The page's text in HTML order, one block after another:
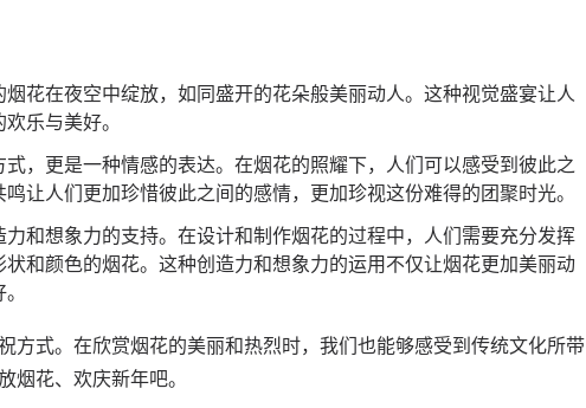
花在夜空中绽放，如同盛开的花朵般美丽动人。这种视觉盛宴让人
乐与美好。
，更是一种情感的表达。在烟花的照耀下，人们可以感受到彼此之
让人们更加珍惜彼此之间的感情，更加珍视这份难得的团聚时光。
力和想象力的支持。在设计和制作烟花的过程中，人们需要充分发挥
和颜色的烟花。这种创造力和想象力的运用不仅让烟花更加美丽动
方式。在欣赏烟花的美丽和热烈时，我们也能够感受到传统文化所带
烟花、欢庆新年吧。